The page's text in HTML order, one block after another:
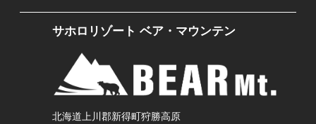
サホロリゾート ベア・マウンテン
北海道上川郡新得町狩勝高原